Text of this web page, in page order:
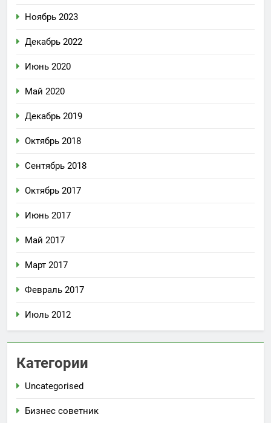
Ноябрь 2023
Декабрь 2022
Июнь 2020
Май 2020
Декабрь 2019
Октябрь 2018
Сентябрь 2018
Октябрь 2017
Июнь 2017
Май 2017
Март 2017
Февраль 2017
Июль 2012
Категории
Uncategorised
Бизнес советник